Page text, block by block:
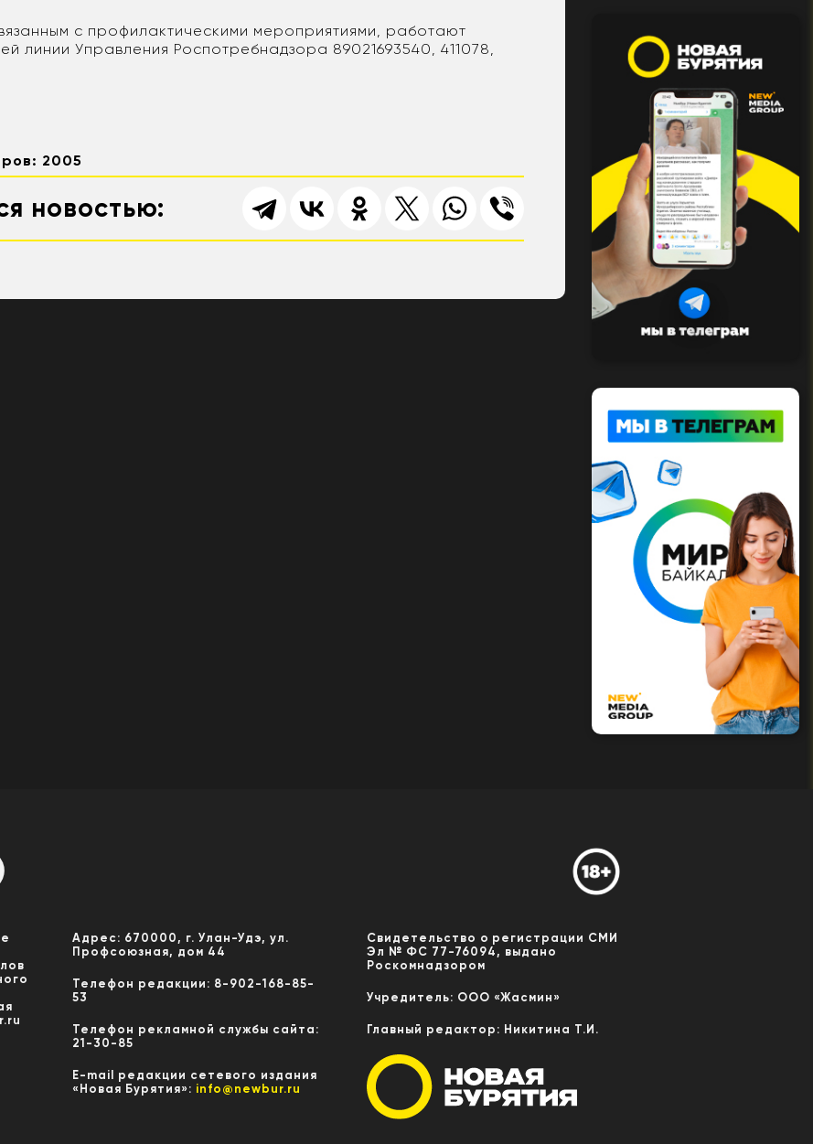
с профилактическими мероприятиями, работают
линии Управления Роспотребнадзора 89021693540, 411078,
2005
новостью:
Адрес: 670000, г. Улан-Удэ, ул.
Профсоюзная, дом 44
Телефон редакции: 8-902-168-85-
53
Телефон рекламной службы сайта:
21-30-85
E-mail редакции сетевого издания
«Новая Бурятия»: info@newbur.ru
Свидетельство о регистрации СМИ
Эл № ФС 77-76094, выдано
Роскомнадзором
Учредитель: ООО «Жасмин»
Главный редактор: Никитина Т.И.